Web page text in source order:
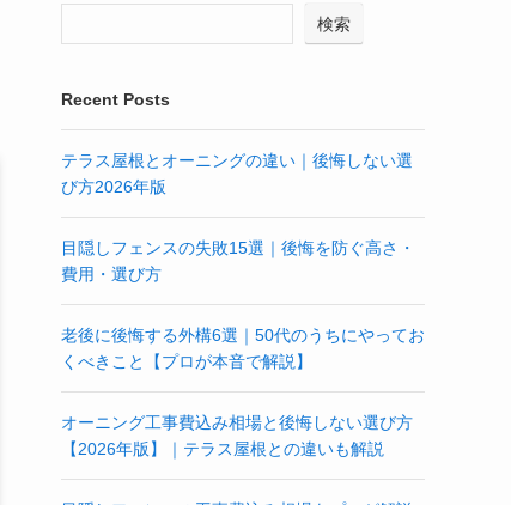
検索
Recent Posts
テラス屋根とオーニングの違い｜後悔しない選
び方2026年版
目隠しフェンスの失敗15選｜後悔を防ぐ高さ・
費用・選び方
老後に後悔する外構6選｜50代のうちにやってお
くべきこと【プロが本音で解説】
オーニング工事費込み相場と後悔しない選び方
【2026年版】｜テラス屋根との違いも解説